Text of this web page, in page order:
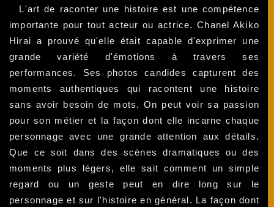
L'art de raconter une histoire est une compétence
importante pour tout acteur ou actrice. Chanel Akiko
Hirai a prouvé qu'elle était capable d'exprimer une
grande variété d'émotions à travers ses
performances. Ses photos candides capturent des
moments authentiques qui racontent une histoire
sans avoir besoin de mots. On peut voir sa passion
pour son métier et la façon dont elle incarne chaque
personnage avec une grande attention aux détails.
Que ce soit dans des scènes dramatiques ou des
moments plus légers, elle sait comment un simple
regard ou un geste peut en dire long sur le
personnage et sur l'histoire en général. La façon dont